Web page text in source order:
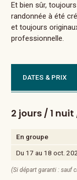
Et bien sûr,
randonnée à été
et toujours
professionnelle.
DATES & PRIX
2 jours / 1
En groupe
Du 17 au 18 oct.
(Si départ garanti : sauf